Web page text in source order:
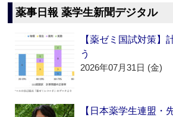
薬事日報 薬学生新聞デジタル
【薬ゼミ国試対策】
う
2026年07月31日 (金)
【日本薬学生連盟・